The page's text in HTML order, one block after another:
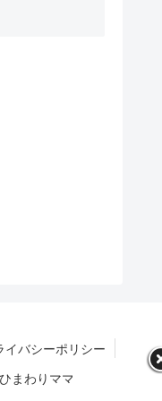
イバシーポリシー
まわりママブログ.